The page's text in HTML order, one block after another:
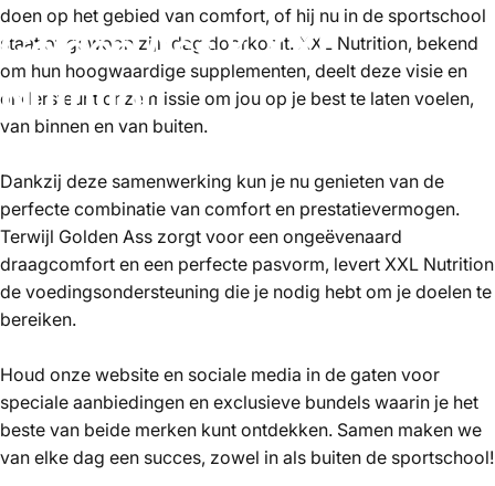
GoldenAss&XXL
Nutrition
doen op het gebied van comfort, of hij nu in de sportschool
staat of gewoon zijn dag doorkomt. XXL Nutrition, bekend
om hun hoogwaardige supplementen, deelt deze visie en
ondersteunt onze missie om jou op je best te laten voelen,
van binnen en van buiten.
Dankzij deze samenwerking kun je nu genieten van de
perfecte combinatie van comfort en prestatievermogen.
Terwijl Golden Ass zorgt voor een ongeëvenaard
draagcomfort en een perfecte pasvorm, levert XXL Nutrition
de voedingsondersteuning die je nodig hebt om je doelen te
bereiken.
Houd onze website en sociale media in de gaten voor
speciale aanbiedingen en exclusieve bundels waarin je het
beste van beide merken kunt ontdekken. Samen maken we
van elke dag een succes, zowel in als buiten de sportschool!